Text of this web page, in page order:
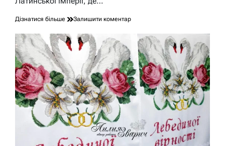
Дізнатися більше Залишити коментардо
імені
Юстина:
справедливість
у
кожній
літері